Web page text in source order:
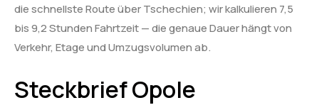
die schnellste Route über Tschechien; wir kalkulieren 7,5
bis 9,2 Stunden Fahrtzeit — die genaue Dauer hängt von
Verkehr, Etage und Umzugsvolumen ab.
Steckbrief Opole